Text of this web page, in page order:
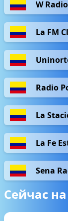
W Radio
La FM
Radio
La
La Fe
Sena
Сейчас